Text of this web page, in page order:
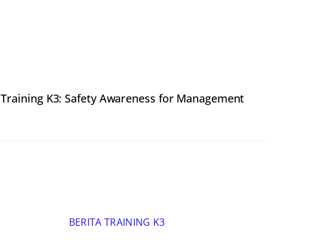
Training K3: Safety Awareness for Management
BERITA TRAINING K3